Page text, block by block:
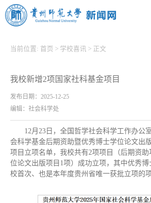
当前位置: 首页 > 学校喜讯 > 正文
我校新增2项国家社科基金项目
发布日期：2025-12-25
编辑：社会科学处
12月23日，全国哲学社会科学工作办公
会科学基金后期资助暨优秀博士学位论文出
项目立项名单，我校共有2项项目（后期资
位论文出版项目1项）成功立项，其中优秀
校首次、也是本年度贵州省唯一获批立项的项